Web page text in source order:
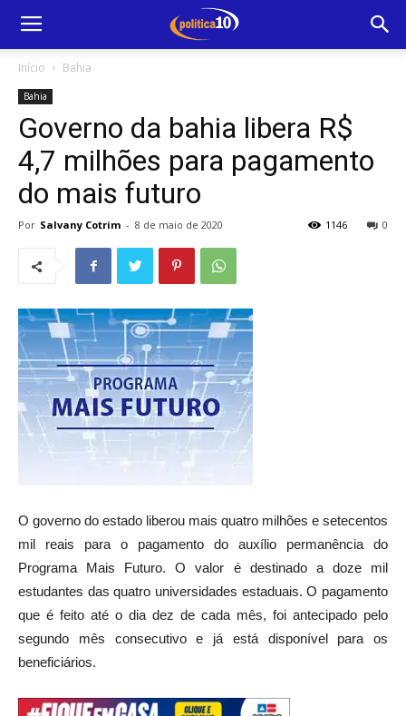
Início Bahia
Bahia
Governo da bahia libera R$
4,7 milhões para pagamento
do mais futuro
Por Salvany Cotrim - 8 de maio de 2020 0
1146
O governo do estado liberou mais quatro milhões e setecentos
mil reais para o pagamento do auxílio permanência do
Programa Mais Futuro. O valor é destinado a doze mil
estudantes das quatro universidades estaduais. O pagamento
que é feito até o dia dez de cada mês, foi antecipado pelo
segundo mês consecutivo e já está disponível para os
beneficiários.